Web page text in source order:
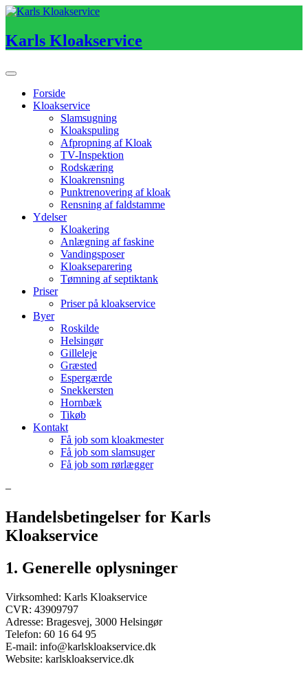
Skip
content
Karls Kloakservice
Forside
Kloakservice
Slamsugning
Kloakspuling
Afpropning af Kloak
TV-Inspektion
Rodskæring
Kloakrensning
Punktrenovering af kloak
Rensning af faldstamme
Ydelser
Kloakering
Anlægning af faskine
Vandingsposer
Kloakseparering
Tømning af septiktank
Priser
Priser på kloakservice
Byer
Roskilde
Helsingør
Gilleleje
Græsted
Espergærde
Snekkersten
Hornbæk
Tikøb
Kontakt
Få job som kloakmester
Få job som slamsuger
Få job som rørlægger
–
Handelsbetingelser for Karls
Kloakservice
1. Generelle oplysninger
Virksomhed: Karls Kloakservice
CVR: 43909797
Adresse: Bragesvej, 3000 Helsingør
Telefon: 60 16 64 95
E-mail: info@karlskloakservice.dk
Website: karlskloakservice.dk